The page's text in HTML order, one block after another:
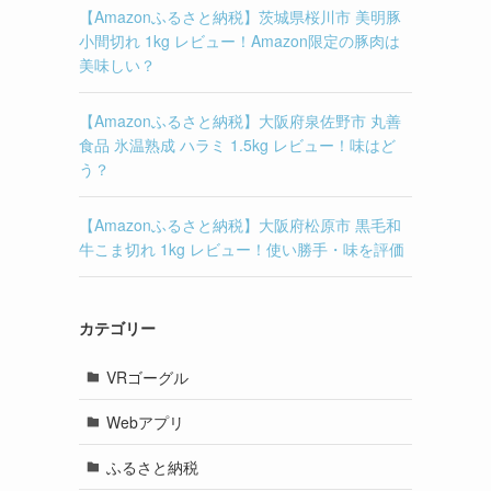
【Amazonふるさと納税】茨城県桜川市 美明豚
小間切れ 1kg レビュー！Amazon限定の豚肉は
美味しい？
【Amazonふるさと納税】大阪府泉佐野市 丸善
食品 氷温熟成 ハラミ 1.5kg レビュー！味はど
う？
【Amazonふるさと納税】大阪府松原市 黒毛和
牛こま切れ 1kg レビュー！使い勝手・味を評価
カテゴリー
VRゴーグル
Webアプリ
ふるさと納税